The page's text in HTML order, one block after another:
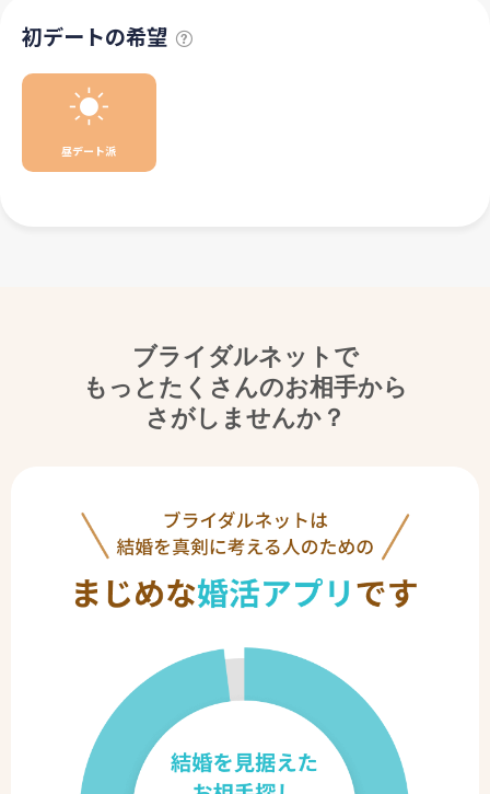
初デートの希望
昼デート派
ブライダルネットで
もっとたくさんのお相手から
さがしませんか？